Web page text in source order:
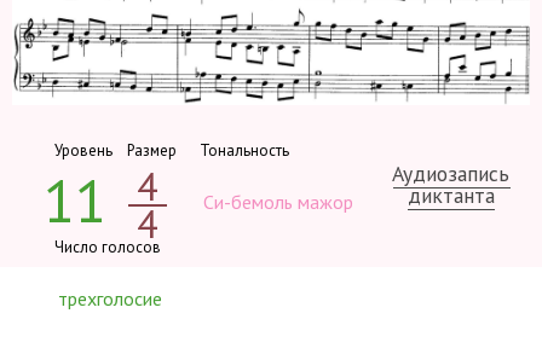
Уровень
11
Размер
4
4
Тональность
Си-бемоль мажор
Число голосов
трехголосие
Аудиозапись
диктанта